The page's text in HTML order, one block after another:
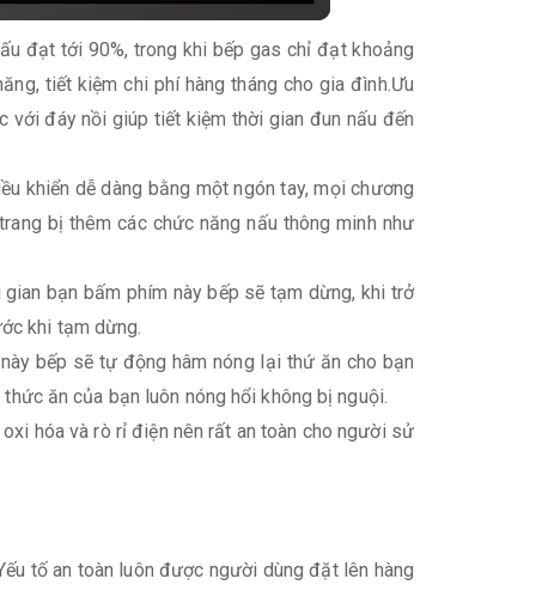
đạt tới 90%, trong khi bếp gas chỉ đạt khoảng
tiết kiệm chi phí hàng tháng cho gia đình.Ưu
đáy nồi giúp tiết kiệm thời gian đun nấu đến
khiển dễ dàng bằng một ngón tay, mọi chương
bị thêm các chức năng nấu thông minh như
bạn bấm phím này bếp sẽ tạm dừng, khi trở
khi tạm dừng.
bếp sẽ tự động hâm nóng lại thứ ăn cho bạn
ăn của bạn luôn nóng hổi không bị nguội.
hóa và rò rỉ điện nên rất an toàn cho người sử
tố an toàn luôn được người dùng đặt lên hàng